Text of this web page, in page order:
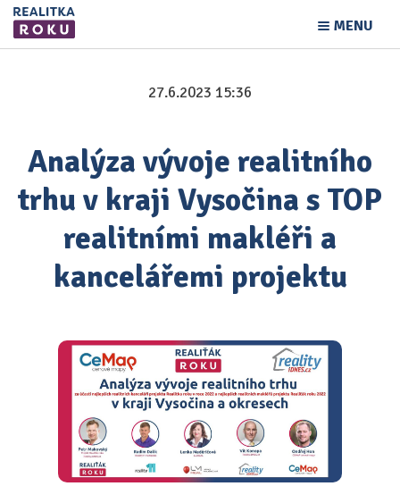
MENU
27.6.2023 15:36
Analýza vývoje realitního
trhu v kraji Vysočina s TOP
realitními makléři a
kancelářemi projektu